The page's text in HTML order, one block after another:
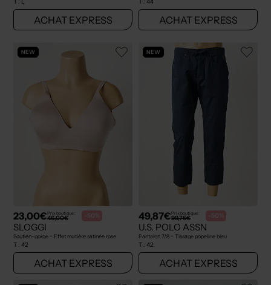
ACHAT EXPRESS ACHAT EXPRESS
NEW
23,00€Prix boutique :
46,00€ -50%
SLOGGI
Soutien-gorge - Effet matière satinée rose
T : 42
ACHAT EXPRESS
NEW
49,87€Prix boutique :
99,75€ -50%
U.S. POLO ASSN
Pantalon 7/8 - Tissage popeline bleu
T : 42
ACHAT EXPRESS